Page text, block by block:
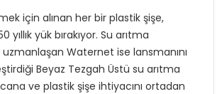
için alınan her bir plastik şişe,
yük bırakıyor. Su arıtma
Waternet ise lansmanını
Beyaz Tezgah Üstü su arıtma
ve plastik şişe ihtiyacını ortadan